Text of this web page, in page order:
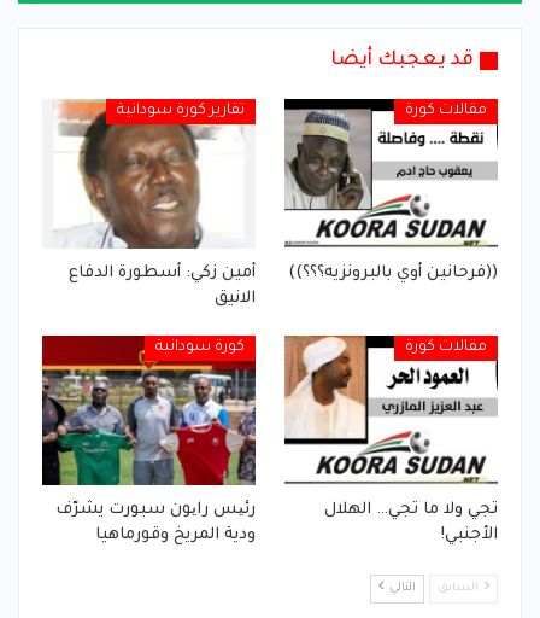
قد يعجبك أيضا
مقالات كورة
((فرحانين أوي بالبرونزيه؟؟؟))
تقارير كورة سودانية
أمين زكي: أسطورة الدفاع
الانيق
مقالات كورة
تجي ولا ما تجي… الهلال
الأجنبي!
كورة سودانية
رئیس رایون سبورت يشرّف
ودية المريخ وقورماهيا
السابق التالي